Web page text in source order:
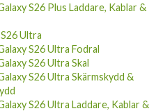
S26 Plus Laddare, Kablar &
Ultra
S26 Ultra Fodral
S26 Ultra Skal
S26 Ultra Skärmskydd &
S26 Ultra Laddare, Kablar &